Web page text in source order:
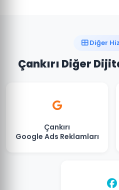
Diğer
Çankırı Diğer
Çankırı
Google Ads Reklamları